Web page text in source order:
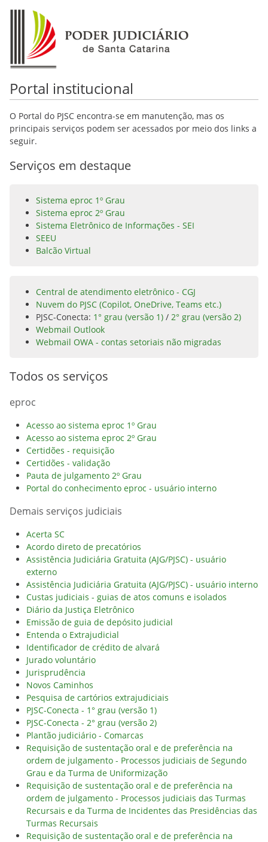
Portal institucional
O Portal do PJSC encontra-se em manutenção, mas os
principais serviços podem ser acessados por meio dos links a
seguir.
Serviços em destaque
Sistema eproc 1º Grau
Sistema eproc 2º Grau
Sistema Eletrônico de Informações - SEI
SEEU
Balcão Virtual
Central de atendimento eletrônico - CGJ
Nuvem do PJSC (Copilot, OneDrive, Teams etc.)
PJSC-Conecta: 1° grau (versão 1) / 2° grau (versão 2)
Webmail Outlook
Webmail OWA - contas setoriais não migradas
Todos os serviços
eproc
Acesso ao sistema eproc 1º Grau
Acesso ao sistema eproc 2º Grau
Certidões - requisição
Certidões - validação
Pauta de julgamento 2º Grau
Portal do conhecimento eproc - usuário interno
Demais serviços judiciais
Acerta SC
Acordo direto de precatórios
Assistência Judiciária Gratuita (AJG/PJSC) - usuário
externo
Assistência Judiciária Gratuita (AJG/PJSC) - usuário interno
Custas judiciais - guias de atos comuns e isolados
Diário da Justiça Eletrônico
Emissão de guia de depósito judicial
Entenda o Extrajudicial
Identificador de crédito de alvará
Jurado voluntário
Jurisprudência
Novos Caminhos
Pesquisa de cartórios extrajudiciais
PJSC-Conecta - 1° grau (versão 1)
PJSC-Conecta - 2° grau (versão 2)
Plantão judiciário - Comarcas
Requisição de sustentação oral e de preferência na
ordem de julgamento - Processos judiciais de Segundo
Grau e da Turma de Uniformização
Requisição de sustentação oral e de preferência na
ordem de julgamento - Processos judiciais das Turmas
Recursais e da Turma de Incidentes das Presidências das
Turmas Recursais
Requisição de sustentação oral e de preferência na